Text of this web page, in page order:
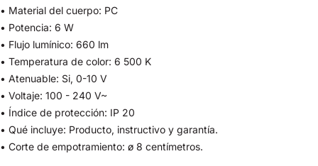
• Material del cuerpo: PC
• Potencia: 6 W
• Flujo lumínico: 660 lm
• Temperatura de color: 6 500 K
• Atenuable: Si, 0-10 V
• Voltaje: 100 - 240 V~
• Índice de protección: IP 20
• Qué incluye: Producto, instructivo y garantía.
• Corte de empotramiento: ø 8 centímetros.